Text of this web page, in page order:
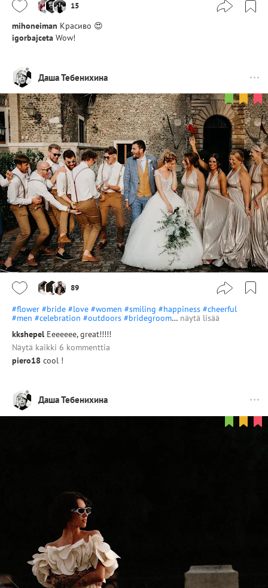
15
mihoneiman Красиво 😍
igorbajceta Wow!
Даша Тебенихина
89
#flower #bride #love #women #smiling #happiness #cheerful
#men #celebration #outdoors #bridegroom… näytä lisää
kkshepel Eeeeeee, great!!!!!
Näytä kaikki 6 kommenttia
piero18 cool !
Даша Тебенихина